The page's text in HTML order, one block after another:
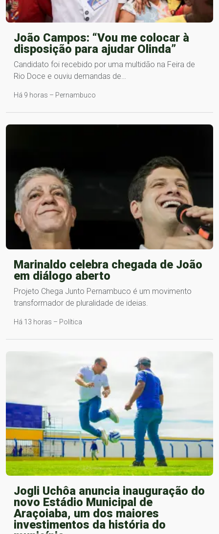
João Campos: “Vou me colocar à
disposição para ajudar Olinda”
Candidato foi recebido por uma multidão na Feira de
Rio Doce e ouviu demandas de…
Há 9 horas – Pernambuco
Marinaldo celebra chegada de João
em diálogo aberto
Projeto Chega Junto Pernambuco é um movimento
transformador de pluralidade de ideias.
Há 13 horas – Política
Jogli Uchôa anuncia inauguração do
novo Estádio Municipal de
Araçoiaba, um dos maiores
investimentos da história do